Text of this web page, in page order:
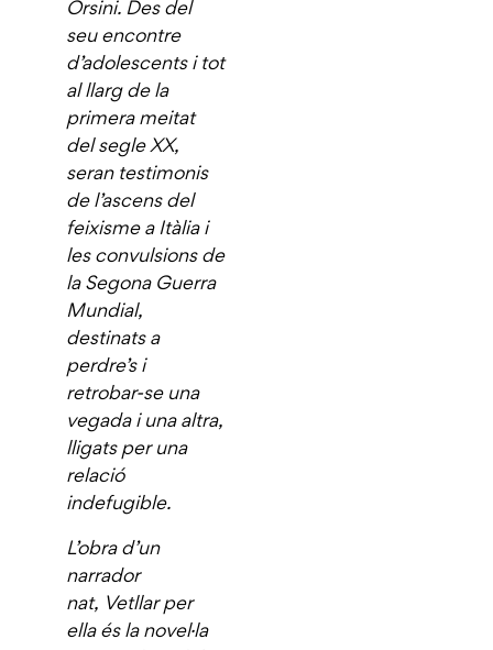
Orsini. Des del
seu encontre
d’adolescents i tot
al llarg de la
primera meitat
del segle XX,
seran testimonis
de l’ascens del
feixisme a Itàlia i
les convulsions de
la Segona Guerra
Mundial,
destinats a
perdre’s i
retrobar-se una
vegada i una altra,
lligats per una
relació
indefugible.
L’obra d’un
narrador
nat, Vetllar per
ellaés la novel·la